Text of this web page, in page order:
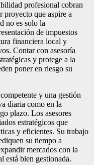
profesional cobran
proyecto que aspire a
no es solo la
de impuestos
financiera local y
Contar con asesoría
y protege a la
poner en riesgo su
y una gestión
diaria como en la
plazo. Los asesores
estratégicos que
y eficientes. Su trabajo
su tiempo a
mercados con la
está bien gestionada.